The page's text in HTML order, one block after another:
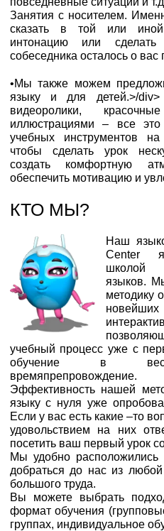
Занятия с носителем.
сказать в той или иной
интонацию или
собеседника осталось о вас
•Мы также можем
языку и для детей.>/
видеоролики,
иллюстрациями – все это
учебных инструментов
чтобы сделать урок
создать комфортную
обеспечить мотивацию и
КТО МЫ?
Наш
Center
школой
языков.
методику
новейших
учебный процесс уже с
обучение в
Эффективность нашей
языку с нуля уже
Если у вас есть какие –то
удовольствием на них
посетить ваш первый урок
Мы удобно
добраться до нас из
большого труда.
Вы можете выбрать
формат обучения
группах, индивидуальное